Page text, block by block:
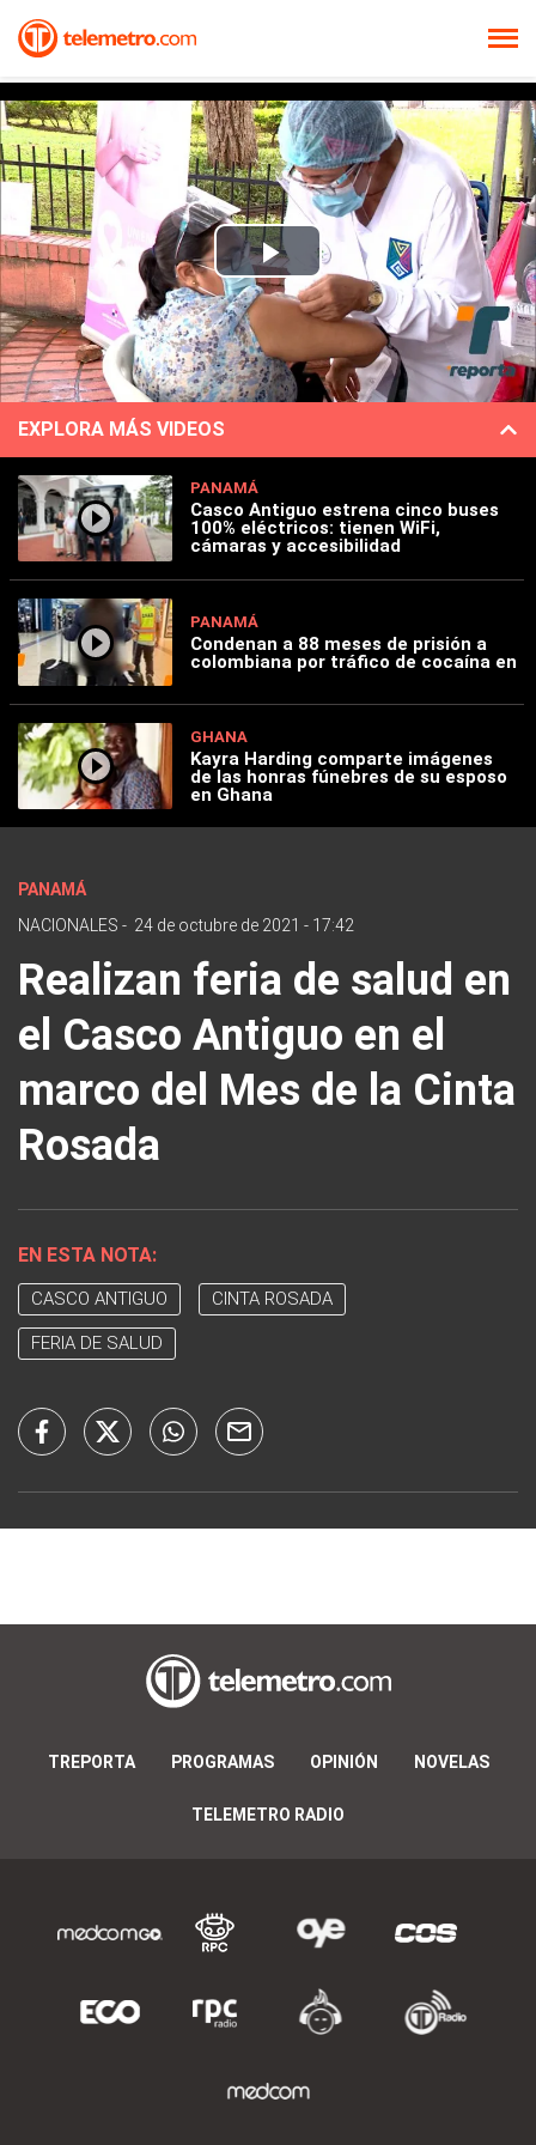
Play
Video
EXPLORA MÁS VIDEOS
PANAMÁ
Casco Antiguo estrena cinco buses
100% eléctricos: tienen WiFi,
cámaras y accesibilidad
PANAMÁ
Condenan a 88 meses de prisión a
colombiana por tráfico de cocaína en
GHANA
Kayra Harding comparte imágenes
de las honras fúnebres de su esposo
en Ghana
PANAMÁ
NACIONALES - 24 de octubre de 2021 - 17:42
Realizan feria de salud en
el Casco Antiguo en el
marco del Mes de la Cinta
Rosada
EN ESTA NOTA:
CASCO ANTIGUO CINTA ROSADA
FERIA DE SALUD
TREPORTA PROGRAMAS OPINIÓN NOVELAS
TELEMETRO RADIO